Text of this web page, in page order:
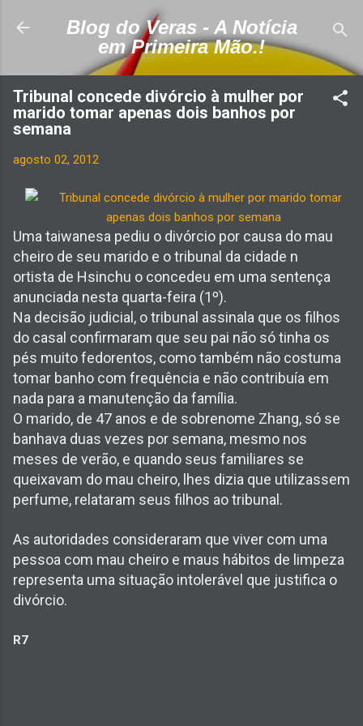
Pular para o conteúdo principal
Blog do Veras - A Notícia
em Primeira Mão.!
Tribunal concede divórcio à mulher por
marido tomar apenas dois banhos por
semana
agosto 02, 2012
Uma taiwanesa pediu o divórcio por causa do mau
cheiro de seu marido e o tribunal da cidade n
ortista de Hsinchu o concedeu em uma sentença
anunciada nesta quarta-feira (1º).
Na decisão judicial, o tribunal assinala que os filhos
do casal confirmaram que seu pai não só tinha os
pés muito fedorentos, como também não costuma
tomar banho com frequência e não contribuía em
nada para a manutenção da família.
O marido, de 47 anos e de sobrenome Zhang, só se
banhava duas vezes por semana, mesmo nos
meses de verão, e quando seus familiares se
queixavam do mau cheiro, lhes dizia que utilizassem
perfume, relataram seus filhos ao tribunal.
As autoridades consideraram que viver com uma
pessoa com mau cheiro e maus hábitos de limpeza
representa uma situação intolerável que justifica o
divórcio.
R7